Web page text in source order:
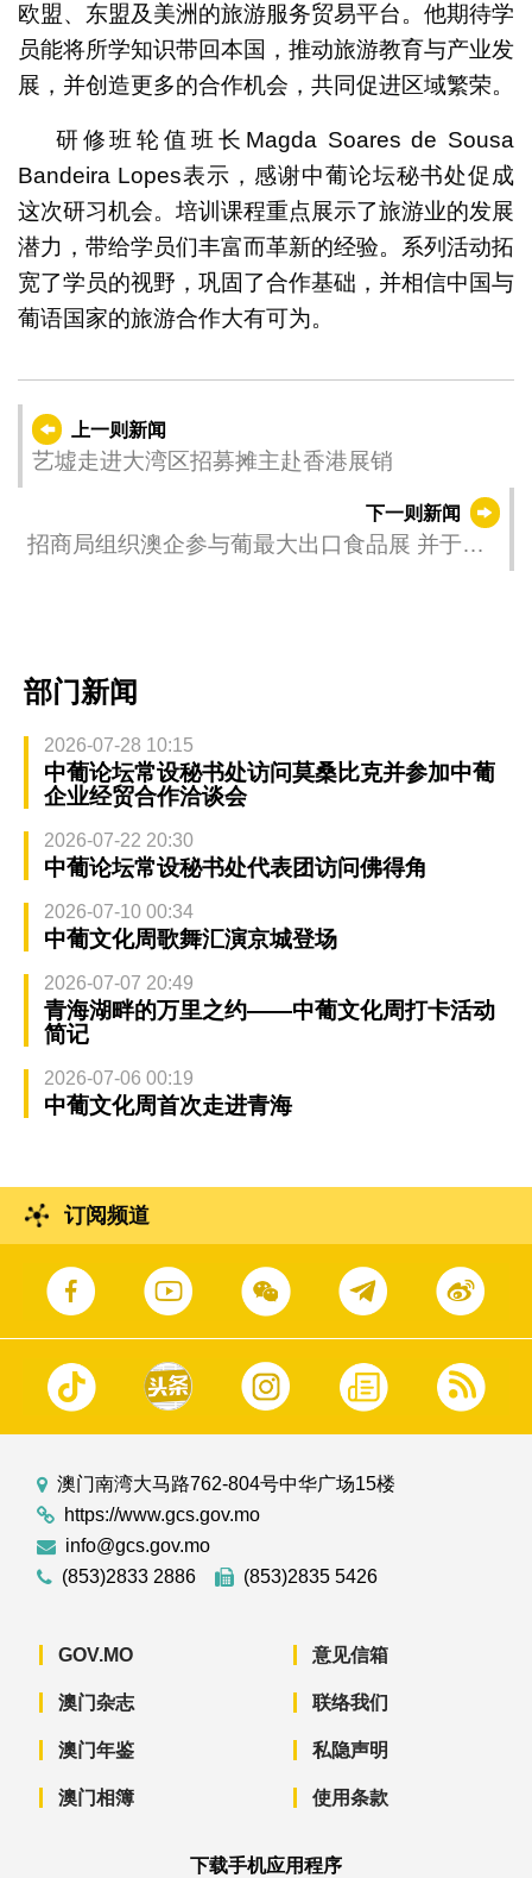
欧盟、东盟及美洲的旅游服务贸易平台。他期待学
员能将所学知识带回本国，推动旅游教育与产业发
展，并创造更多的合作机会，共同促进区域繁荣。
研修班轮值班长Magda Soares de Sousa
Bandeira Lopes表示，感谢中葡论坛秘书处促成
这次研习机会。培训课程重点展示了旅游业的发展
潜力，带给学员们丰富而革新的经验。系列活动拓
宽了学员的视野，巩固了合作基础，并相信中国与
葡语国家的旅游合作大有可为。
上一则新闻
艺墟走进大湾区招募摊主赴香港展销
下一则新闻
招商局组织澳企参与葡最大出口食品展 并于里
部门新闻
2026-07-28 10:15
中葡论坛常设秘书处访问莫桑比克并参加中葡
企业经贸合作洽谈会
2026-07-22 20:30
中葡论坛常设秘书处代表团访问佛得角
2026-07-10 00:34
中葡文化周歌舞汇演京城登场
2026-07-07 20:49
青海湖畔的万里之约——中葡文化周打卡活动
简记
2026-07-06 00:19
中葡文化周首次走进青海
订阅频道
澳门南湾大马路762-804号中华广场15楼
https://www.gcs.gov.mo
info@gcs.gov.mo
(853)2833 2886
(853)2835 5426
GOV.MO
澳门杂志
澳门年鉴
澳门相簿
意见信箱
联络我们
私隐声明
使用条款
下载手机应用程序